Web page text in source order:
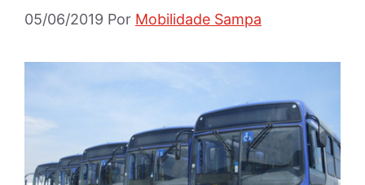
05/06/2019 Por Mobilidade Sampa